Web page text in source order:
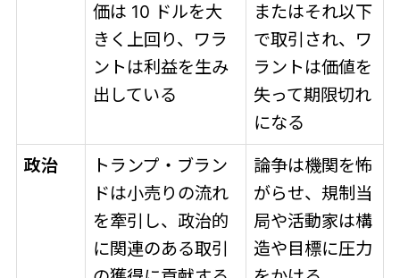
価は 10 ドルを大
きく上回り、ワラ
ントは利益を生み
出している
またはそれ以下
で取引され、ワ
ラントは価値を
失って期限切れ
になる
政治
トランプ・ブラン
ドは小売りの流れ
を牽引し、政治的
に関連のある取引
論争は機関を怖
がらせ、規制当
局や活動家は構
造や目標に圧力